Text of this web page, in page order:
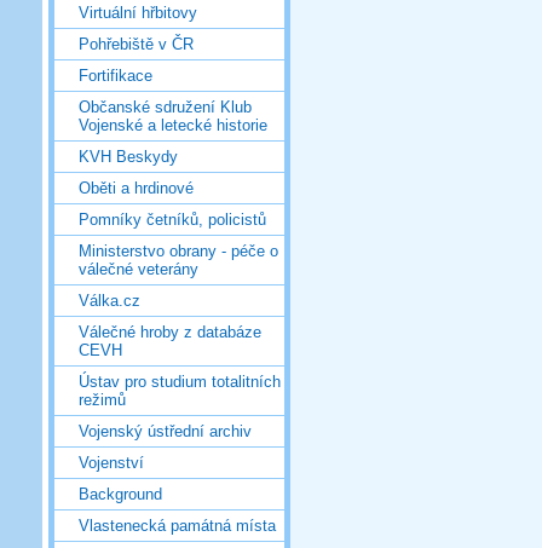
Virtuální hřbitovy
Pohřebiště v ČR
Fortifikace
Občanské sdružení Klub
Vojenské a letecké historie
KVH Beskydy
Oběti a hrdinové
Pomníky četníků, policistů
Ministerstvo obrany - péče o
válečné veterány
Válka.cz
Válečné hroby z databáze
CEVH
Ústav pro studium totalitních
režimů
Vojenský ústřední archiv
Vojenství
Background
Vlastenecká památná místa